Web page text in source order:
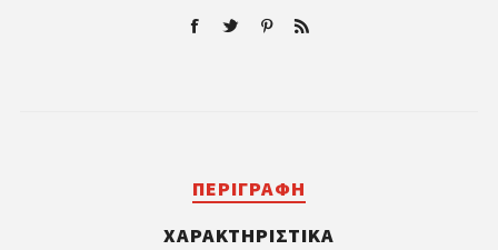
ΠΕΡΙΓΡΑΦΉ
ΧΑΡΑΚΤΗΡΙΣΤΙΚΆ